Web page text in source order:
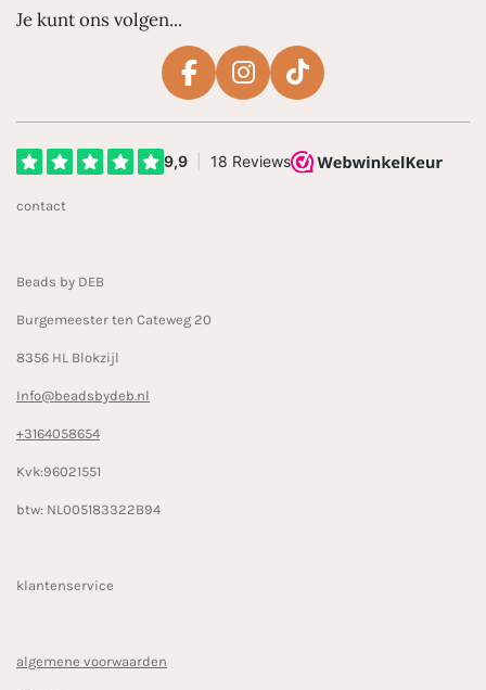
Je kunt ons volgen...
F
e
I
t
T
T
contact
Beads by DEB
Burgemeester ten Cateweg 20
8356 HL Blokzijl
Info@beadsbydeb.nl
+3164058654
Kvk:96021551
btw: NL005183322B94
klantenservice
algemene voorwaarden